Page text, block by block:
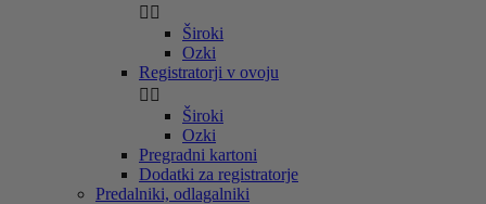
 
Široki
Ozki
Registratorji v ovoju
 
Široki
Ozki
Pregradni kartoni
Dodatki za registratorje
Predalniki, odlagalniki